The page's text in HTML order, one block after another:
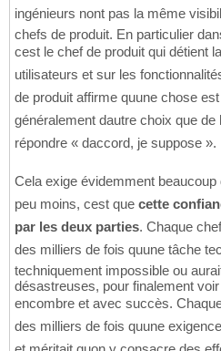
ingénieurs nont pas la même
chefs de produit. En particulier
cest le chef de produit qui détient
utilisateurs et sur les
de produit affirme quune chose
généralement dautre choix que
répondre « daccord, je suppose ».
Cela exige évidemment beaucoup
peu moins, cest que cette
par les deux parties. Chaque
des milliers de fois quune tâche
techniquement impossible ou
désastreuses, pour finalement
encombre et avec succès.
des milliers de fois quune